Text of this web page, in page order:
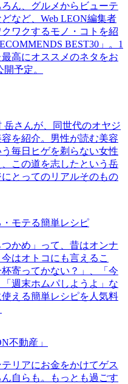
ん、グルメからビューテ
など、Web LEON編集者
ワクするモノ・コトを紹
BEST30」。1
高にオススメのネタをお
予定。
岳さんが、同世代のオヤジ
を紹介。男性が読む美容
毎日ヒゲを剃らない女性
この道を志したという岳
とってのリアルそのもの
モテる簡単レシピ
かめ」って、昔はオンナ
はオトコにも言えるこ
寄ってかない？」、「今
週末ホムパしようよ」な
える簡単レシピを人気料
不動産」
リアにお金をかけてゲス
自らも。もっとも過ごす